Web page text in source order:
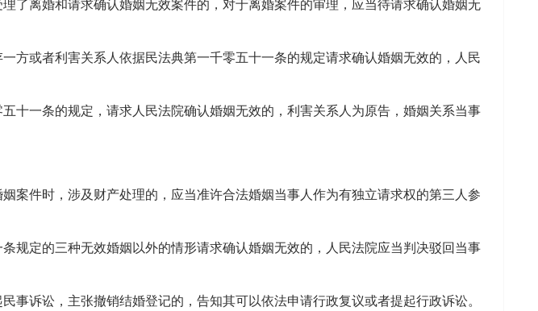
离婚和请求确认婚姻无效案件的，对于离婚案件的审理，应当待请求确认婚姻无
或者利害关系人依据民法典第一千零五十一条的规定请求确认婚姻无效的，人民
一条的规定，请求人民法院确认婚姻无效的，利害关系人为原告，婚姻关系当事
件时，涉及财产处理的，应当准许合法婚姻当事人作为有独立请求权的第三人参
定的三种无效婚姻以外的情形请求确认婚姻无效的，人民法院应当判决驳回当事
诉讼，主张撤销结婚登记的，告知其可以依法申请行政复议或者提起行政诉讼。